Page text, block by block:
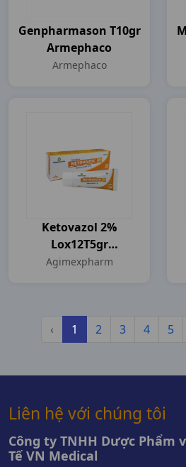
Genpharmason T10gr
Armephaco
Armephaco
Ketovazol 2%
Lox12T5gr
Agimexpharm
Agimexpharm
‹ 1 2 3 4 5
Liên hệ với chúng tôi
Công ty TNHH Dược Phẩm
Tế VN Medical